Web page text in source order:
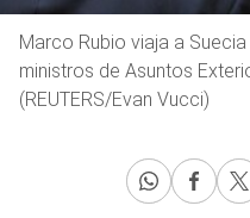
Marco Rubio viaja a
ministros de Asuntos
(REUTERS/Evan Vucci)